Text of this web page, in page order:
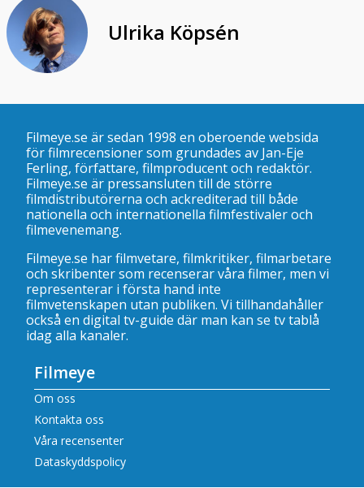
Ulrika Köpsén
Filmeye.se är sedan 1998 en oberoende websida
för filmrecensioner som grundades av Jan-Eje
Ferling, författare, filmproducent och redaktör.
Filmeye.se är pressansluten till de större
filmdistributörerna och ackrediterad till både
nationella och internationella filmfestivaler och
filmevenemang.
Filmeye.se har filmvetare, filmkritiker, filmarbetare
och skribenter som recenserar våra filmer, men vi
representerar i första hand inte
filmvetenskapen utan publiken. Vi tillhandahåller
också en digital tv-guide där man kan se tv tablå
idag alla kanaler.
Filmeye
Om oss
Kontakta oss
Våra recensenter
Dataskyddspolicy